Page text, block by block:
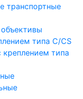
транспортные
типа C/CS
типа